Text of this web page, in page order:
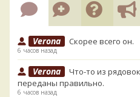
Verona Скорее всего он.
6 часов назад
Verona
Что-то из
переданы правильно.
6 часов назад